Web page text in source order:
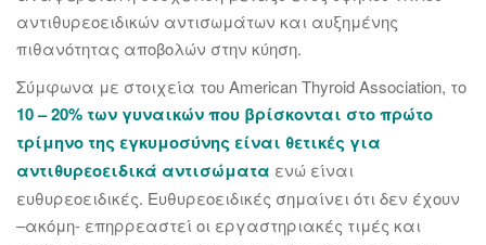
αντιθυρεοειδικών αντισωμάτων και αυξημένης
πιθανότητας αποβολών στην κύηση.
Σύμφωνα με στοιχεία του American Thyroid Association, το
10 – 20% των γυναικών που βρίσκονται στο πρώτο
τρίμηνο της εγκυμοσύνης είναι θετικές για
αντιθυρεοειδικά αντισώματα ενώ είναι
ευθυρεοειδικές. Ευθυρεοειδικές σημαίνει ότι δεν έχουν
–ακόμη- επηρρεαστεί οι εργαστηριακές τιμές και